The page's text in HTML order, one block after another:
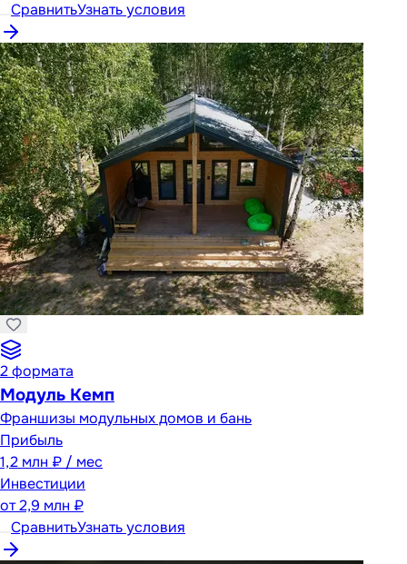
СравнитьУзнать условия
2формата
Модуль Кемп
Франшизы модульных домов и бань
Прибыль
1,2 млн ₽ / мес
Инвестиции
от2,9 млн ₽
СравнитьУзнать условия